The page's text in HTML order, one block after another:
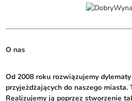
O nas
Od 2008 roku rozwiązujemy dylematy
przyjeżdżających do naszego miasta.
Realizujemy ją poprzez stworzenie